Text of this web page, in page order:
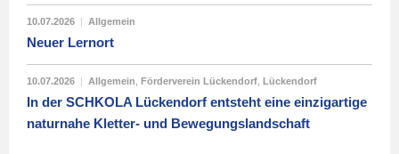
10.07.2026 | Allgemein
Neuer Lernort
10.07.2026 | Allgemein Förderverein Lückendorf Lückendorf
In der SCHKOLA Lückendorf entsteht eine einzigartige
naturnahe Kletter- und Bewegungslandschaft